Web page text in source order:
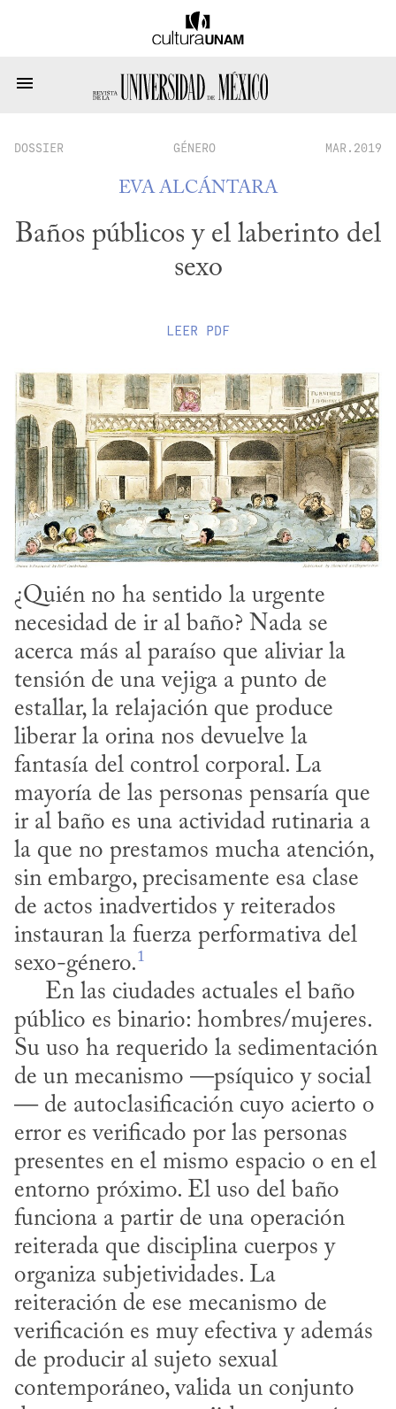
DOSSIER GÉNERO MAR.2019
EVA ALCÁNTARA
Baños públicos y el laberinto del
sexo
LEER PDF
¿Quién no ha sentido la urgente
necesidad de ir al baño? Nada se
acerca más al paraíso que aliviar la
tensión de una vejiga a punto de
estallar, la relajación que produce
liberar la orina nos devuelve la
fantasía del control corporal. La
mayoría de las personas pensaría que
ir al baño es una actividad rutinaria a
la que no prestamos mucha atención,
sin embargo, precisamente esa clase
de actos inadvertidos y reiterados
instauran la fuerza performativa del
sexo-género.1
público es binario: hombres/mujeres.
Su uso ha requerido la sedimentación
de un mecanismo —psíquico y social
— de autoclasificación cuyo acierto o
error es verificado por las personas
presentes en el mismo espacio o en el
entorno próximo. El uso del baño
funciona a partir de una operación
reiterada que disciplina cuerpos y
organiza subjetividades. La
reiteración de ese mecanismo de
verificación es muy efectiva y además
de producir al sujeto sexual
contemporáneo, valida un conjunto